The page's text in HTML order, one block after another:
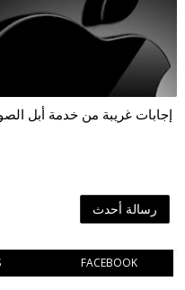
إجابات غريبة من خدمة أبل
رسالة أحدث
FACEBOOK